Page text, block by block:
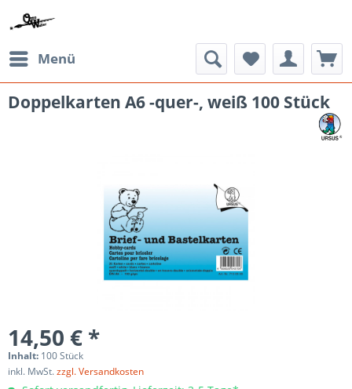
Menü
Doppelkarten A6 -quer-, weiß 100 Stück
14,50 € *
Inhalt: 100 Stück
inkl. MwSt.zzgl. Versandkosten